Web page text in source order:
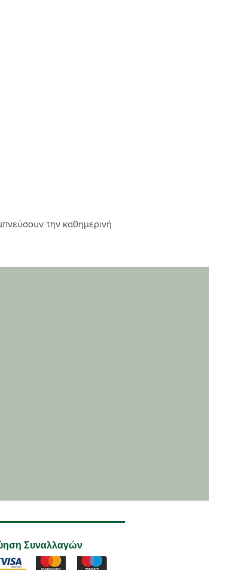
την καθημερινή
Συναλλαγών